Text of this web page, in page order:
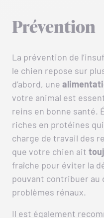
Prévention
La prévention de
le chien repose sur
d’abord, une
votre animal est
reins en bonne santé.
riches en protéines
charge de travail des
que votre chien ait
fraîche pour éviter la
pouvant contribuer au
problèmes rénaux.
Il est également